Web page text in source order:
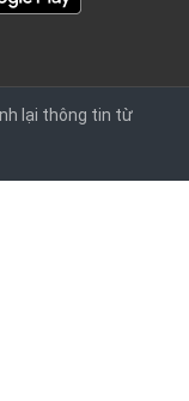
lại thông tin từ